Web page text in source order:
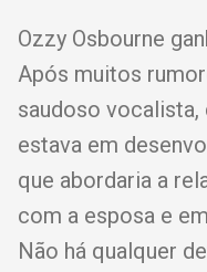
Ozzy Osbourne
Após muitos
saudoso
estava em
que abordaria a
com a esposa e
Não há qualquer